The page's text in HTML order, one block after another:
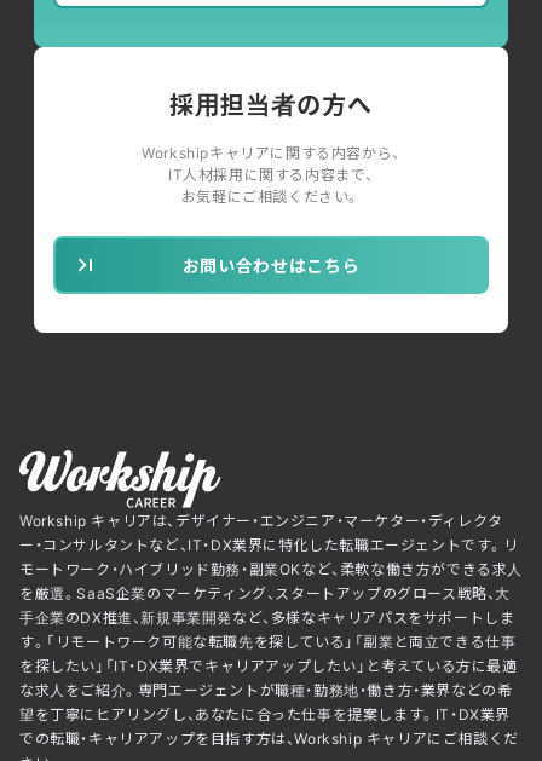
採用担当者の方へ
Workshipキャリアに関する内容から、
IT人材採用に関する内容まで、
お気軽にご相談ください。
お問い合わせはこちら
Workship キャリアは、デザイナー・エンジニア・マーケター・ディレクタ
ー・コンサルタントなど、IT・DX業界に特化した転職エージェントです。リ
モートワーク・ハイブリッド勤務・副業OKなど、柔軟な働き方ができる求人
を厳選。SaaS企業のマーケティング、スタートアップのグロース戦略、大
手企業のDX推進、新規事業開発など、多様なキャリアパスをサポートしま
す。「リモートワーク可能な転職先を探している」「副業と両立できる仕事
を探したい」「IT・DX業界でキャリアアップしたい」と考えている方に最適
な求人をご紹介。専門エージェントが職種・勤務地・働き方・業界などの希
望を丁寧にヒアリングし、あなたに合った仕事を提案します。IT・DX業界
での転職・キャリアアップを目指す方は、Workship キャリアにご相談くだ